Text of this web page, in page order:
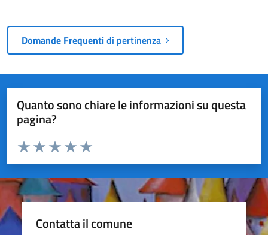
Domande Frequentidi pertinenza
Quanto sono chiare le informazioni su questa
pagina?
Valuta da 1 a 5 stelle la pagina
Valuta 5 stelle su 5
Valuta 4 stelle su 5
Valuta 3 stelle su 5
Valuta 2 stelle su 5
Valuta 1 stelle su 5
Contatta il comune